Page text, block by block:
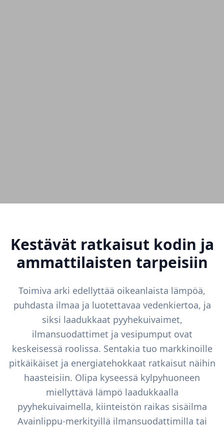
Kestävät ratkaisut kodin ja
ammattilaisten tarpeisiin
Toimiva arki edellyttää oikeanlaista lämpöä,
puhdasta ilmaa ja luotettavaa vedenkiertoa, ja
siksi laadukkaat pyyhekuivaimet,
ilmansuodattimet ja vesipumput ovat
keskeisessä roolissa. Sentakia tuo markkinoille
pitkäikäiset ja energiatehokkaat ratkaisut näihin
haasteisiin. Olipa kyseessä kylpyhuoneen
miellyttävä lämpö laadukkaalla
pyyhekuivaimella, kiinteistön raikas sisäilma
Avainlippu-merkityillä ilmansuodattimilla tai